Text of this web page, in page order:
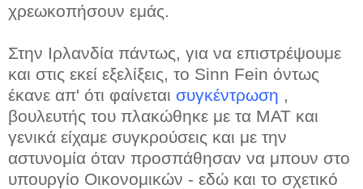
χρεωκοπήσουν εμάς.
Στην Ιρλανδία πάντως, για να επιστρέψουμε
και στις εκεί εξελίξεις, το Sinn Fein όντως
έκανε απ' ότι φαίνεται συγκέντρωση
βουλευτής του πλακώθηκε με τα ΜΑΤ και
γενικά είχαμε συγκρούσεις και με την
αστυνομία όταν προσπάθησαν να μπουν στο
υπουργίο Οικονομικών - εδώ και το σχετικό